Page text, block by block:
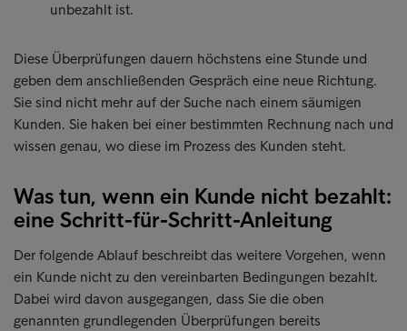
unbezahlt ist.
Diese Überprüfungen dauern höchstens eine Stunde und
geben dem anschließenden Gespräch eine neue Richtung.
Sie sind nicht mehr auf der Suche nach einem säumigen
Kunden. Sie haken bei einer bestimmten Rechnung nach und
wissen genau, wo diese im Prozess des Kunden steht.
Was tun, wenn ein Kunde nicht bezahlt:
eine Schritt-für-Schritt-Anleitung
Der folgende Ablauf beschreibt das weitere Vorgehen, wenn
ein Kunde nicht zu den vereinbarten Bedingungen bezahlt.
Dabei wird davon ausgegangen, dass Sie die oben
genannten grundlegenden Überprüfungen bereits